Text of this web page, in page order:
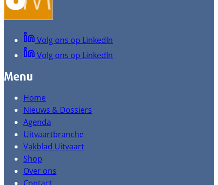
Volg ons op LinkedIn
Volg ons op LinkedIn
Menu
Home
Nieuws & Dossiers
Agenda
Uitvaartbranche
Vakblad Uitvaart
Shop
Over ons